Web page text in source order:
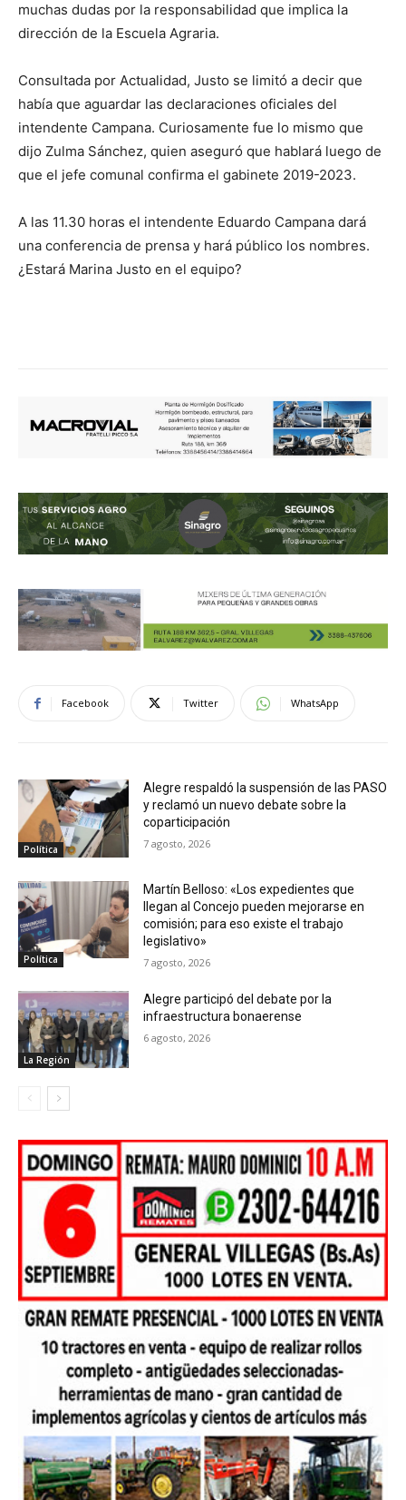
muchas dudas por la responsabilidad que implica la
dirección de la Escuela Agraria.
Consultada por Actualidad, Justo se limitó a decir que
había que aguardar las declaraciones oficiales del
intendente Campana. Curiosamente fue lo mismo que
dijo Zulma Sánchez, quien aseguró que hablará luego de
que el jefe comunal confirma el gabinete 2019-2023.
A las 11.30 horas el intendente Eduardo Campana dará
una conferencia de prensa y hará público los nombres.
¿Estará Marina Justo en el equipo?
Facebook Twitter WhatsApp
Política
Alegre respaldó la suspensión de las PASO
y reclamó un nuevo debate sobre la
coparticipación
7 agosto, 2026
Política
Martín Belloso: «Los expedientes que
llegan al Concejo pueden mejorarse en
comisión; para eso existe el trabajo
legislativo»
7 agosto, 2026
La Región
Alegre participó del debate por la
infraestructura bonaerense
6 agosto, 2026